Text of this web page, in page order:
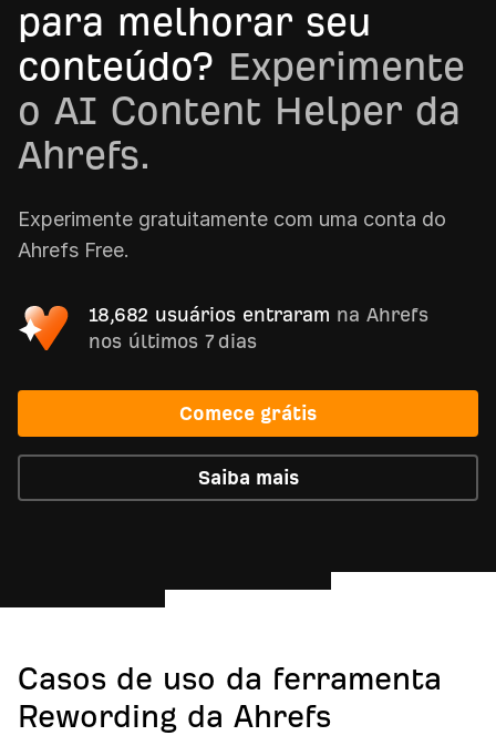
para melhorar seu
conteúdo? Experimente
o AI Content Helper da
Ahrefs.
Experimente gratuitamente com uma conta do
Ahrefs Free.
18,682 usuários entraram na Ahrefs
nos últimos 7 dias
Comece grátis
Saiba mais
Casos de uso da ferramenta
Rewording da Ahrefs